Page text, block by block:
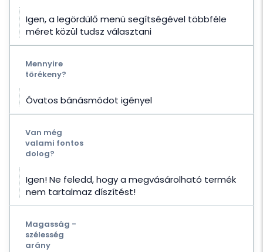
Igen, a legördülő menü segítségével többféle
méret közül tudsz választani
Mennyire
törékeny?
Óvatos bánásmódot igényel
Van még
valami fontos
dolog?
Igen! Ne feledd, hogy a megvásárolható termék
nem tartalmaz díszítést!
Magasság -
szélesség
arány